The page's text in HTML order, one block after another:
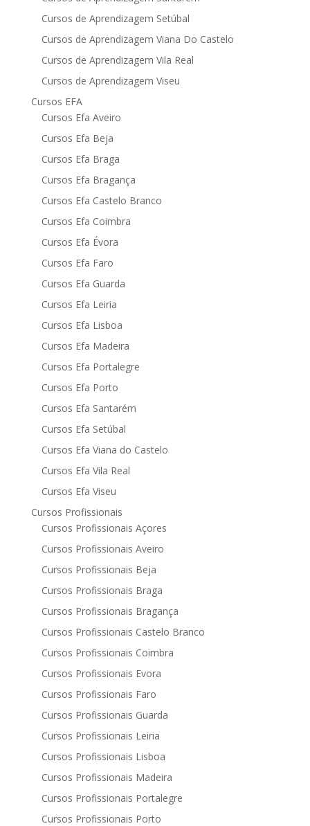
Cursos de Aprendizagem Setúbal
Cursos de Aprendizagem Viana Do Castelo
Cursos de Aprendizagem Vila Real
Cursos de Aprendizagem Viseu
Cursos EFA
Cursos Efa Aveiro
Cursos Efa Beja
Cursos Efa Braga
Cursos Efa Bragança
Cursos Efa Castelo Branco
Cursos Efa Coimbra
Cursos Efa Évora
Cursos Efa Faro
Cursos Efa Guarda
Cursos Efa Leiria
Cursos Efa Lisboa
Cursos Efa Madeira
Cursos Efa Portalegre
Cursos Efa Porto
Cursos Efa Santarém
Cursos Efa Setúbal
Cursos Efa Viana do Castelo
Cursos Efa Vila Real
Cursos Efa Viseu
Cursos Profissionais
Cursos Profissionais Açores
Cursos Profissionais Aveiro
Cursos Profissionais Beja
Cursos Profissionais Braga
Cursos Profissionais Bragança
Cursos Profissionais Castelo Branco
Cursos Profissionais Coimbra
Cursos Profissionais Evora
Cursos Profissionais Faro
Cursos Profissionais Guarda
Cursos Profissionais Leiria
Cursos Profissionais Lisboa
Cursos Profissionais Madeira
Cursos Profissionais Portalegre
Cursos Profissionais Porto